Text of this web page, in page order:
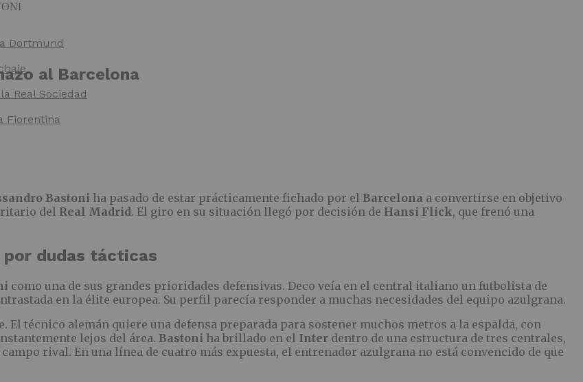
Dortmund
Real Sociedad
Fiorentina
al Barcelona
Bastoni ha pasado de estar prácticamente fichado por el Barcelona a convertirse en objetivo
del Real Madrid. El giro en su situación llegó por decisión de Hansi Flick, que frenó una
dudas tácticas
como una de sus grandes prioridades defensivas. Deco veía en el central italiano un futbolista de
en la élite europea. Su perfil parecía responder a muchas necesidades del equipo azulgrana.
El técnico alemán quiere una defensa preparada para sostener muchos metros a la espalda, con
lejos del área. Bastoni ha brillado en el Inter dentro de una estructura de tres centrales,
rival. En una línea de cuatro más expuesta, el entrenador azulgrana no está convencido de que